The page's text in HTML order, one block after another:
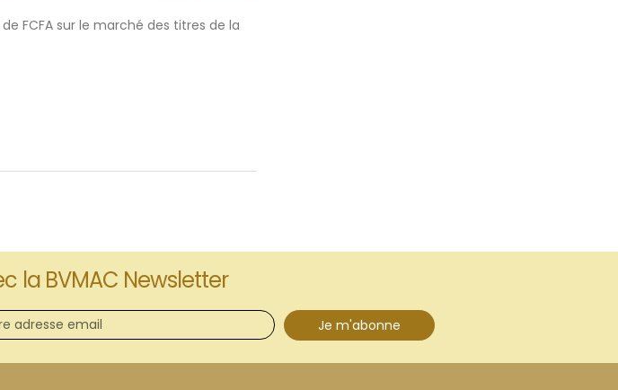
FCFA sur le marché des titres de la
la BVMAC Newsletter
Je m'abonne